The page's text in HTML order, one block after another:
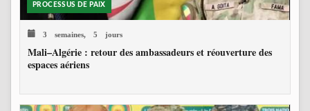
PROCESSUS DE PAIX
3 semaines, 5 jours
Mali–Algérie : retour des ambassadeurs et réouverture des
espaces aériens